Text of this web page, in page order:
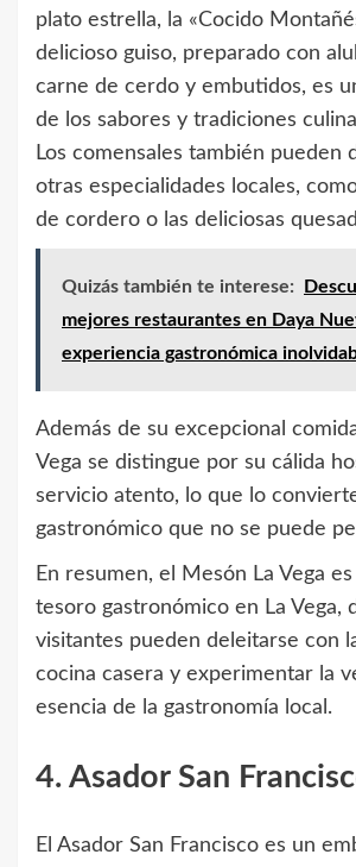
plato estrella, la «Cocido
delicioso guiso, preparado con
carne de cerdo y embutidos, es
de los sabores y tradiciones
Los comensales también pueden
otras especialidades locales,
de cordero o las deliciosas
Quizás también te interese:
mejores restaurantes en Daya
experiencia gastronómica
Además de su excepcional
Vega se distingue por su cálida
servicio atento, lo que lo
gastronómico que no se puede
En resumen, el Mesón La Vega
tesoro gastronómico en La Vega,
visitantes pueden deleitarse con
cocina casera y experimentar la
esencia de la gastronomía local.
4. Asador San
El Asador San Francisco es un